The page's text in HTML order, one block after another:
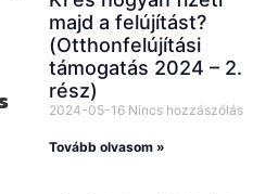
majd a felújítást?
(Otthonfelújítási
támogatás 2024 – 2.
rész)
2024-05-16 Nincs hozzászólás
Tovább olvasom »